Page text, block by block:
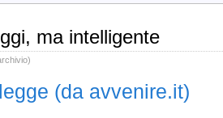
ma intelligente
(da avvenire.it)